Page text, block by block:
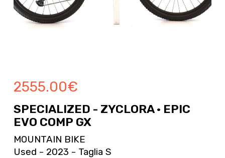
2555.00€
SPECIALIZED - ZYCLORA · EPIC
EVO COMP GX
MOUNTAIN BIKE
Used - 2023 - Taglia S